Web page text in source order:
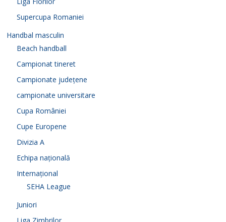
Supercupa Romaniei
Handbal masculin
Beach handball
Campionat tineret
Campionate județene
campionate universitare
Cupa României
Cupe Europene
Divizia A
Echipa națională
Internațional
SEHA League
Juniori